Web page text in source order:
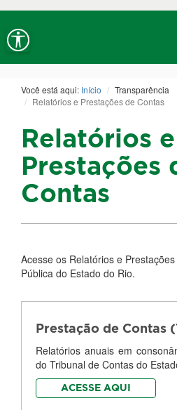
Ir ao conteúdo Alt+1 Ir ao menu
A-Diminuir fonte
Você está aqui: Início
Transparência
Relatórios e Prestações de Contas
Relatórios e
Prestações
Contas
Acesse os Relatórios e
Pública do Estado do Rio.
Prestação de Contas
Relatórios anuais em
do Tribunal de Contas do
ACESSE AQUI